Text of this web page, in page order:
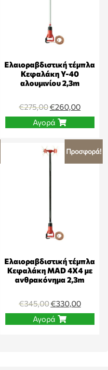
Ελαιοραβδιστική τέμπλα
Κεφαλάκη Y-40
αλουμινίου 2,3m
€275,00€260,00
Αγορά
Προσφορά!
Ελαιοραβδιστική τέμπλα
Κεφαλάκη MAD 4Χ4 με
ανθρακόνημα 2,3m
€345,00€330,00
Αγορά